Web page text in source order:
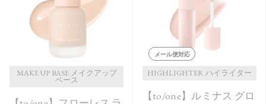
MAKE UP BASE メイクアップ
ベース
メール便対応
HIGHLIGHTER ハイライター
【to/one】ルミナス グロ